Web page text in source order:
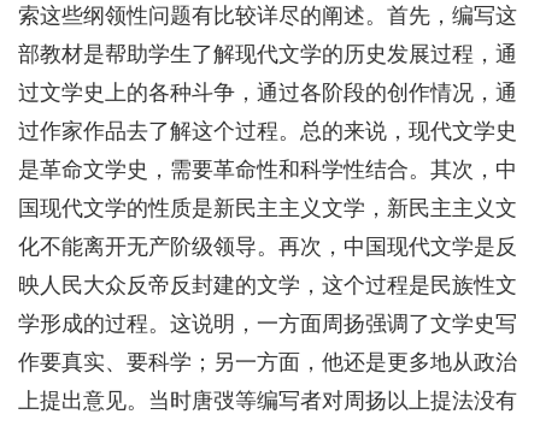
索这些纲领性问题有比较详尽的阐述。首先，编写这
部教材是帮助学生了解现代文学的历史发展过程，通
过文学史上的各种斗争，通过各阶段的创作情况，通
过作家作品去了解这个过程。总的来说，现代文学史
是革命文学史，需要革命性和科学性结合。其次，中
国现代文学的性质是新民主主义文学，新民主主义文
化不能离开无产阶级领导。再次，中国现代文学是反
映人民大众反帝反封建的文学，这个过程是民族性文
学形成的过程。这说明，一方面周扬强调了文学史写
作要真实、要科学；另一方面，他还是更多地从政治
上提出意见。当时唐弢等编写者对周扬以上提法没有